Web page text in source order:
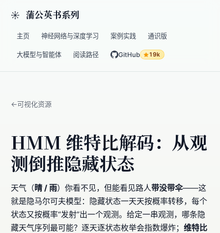
蒲公英书系列
主页 神经网络与深度学习 案例实践 通识版
大模型与智能体 阅读路径 GitHub 19k
可视化资源
HMM 维特比解码：从观
测倒推隐藏状态
天气（晴 / 雨）你看不见，但能看见路人带没带伞——这
就是隐马尔可夫模型：隐藏状态一天天按概率转移，每个
状态又按概率“发射”出一个观测。给定一串观测，哪条隐
藏天气序列最可能？逐天逐状态枚举会指数爆炸； 维特比